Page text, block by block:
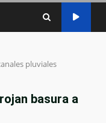
pluviales
basura a